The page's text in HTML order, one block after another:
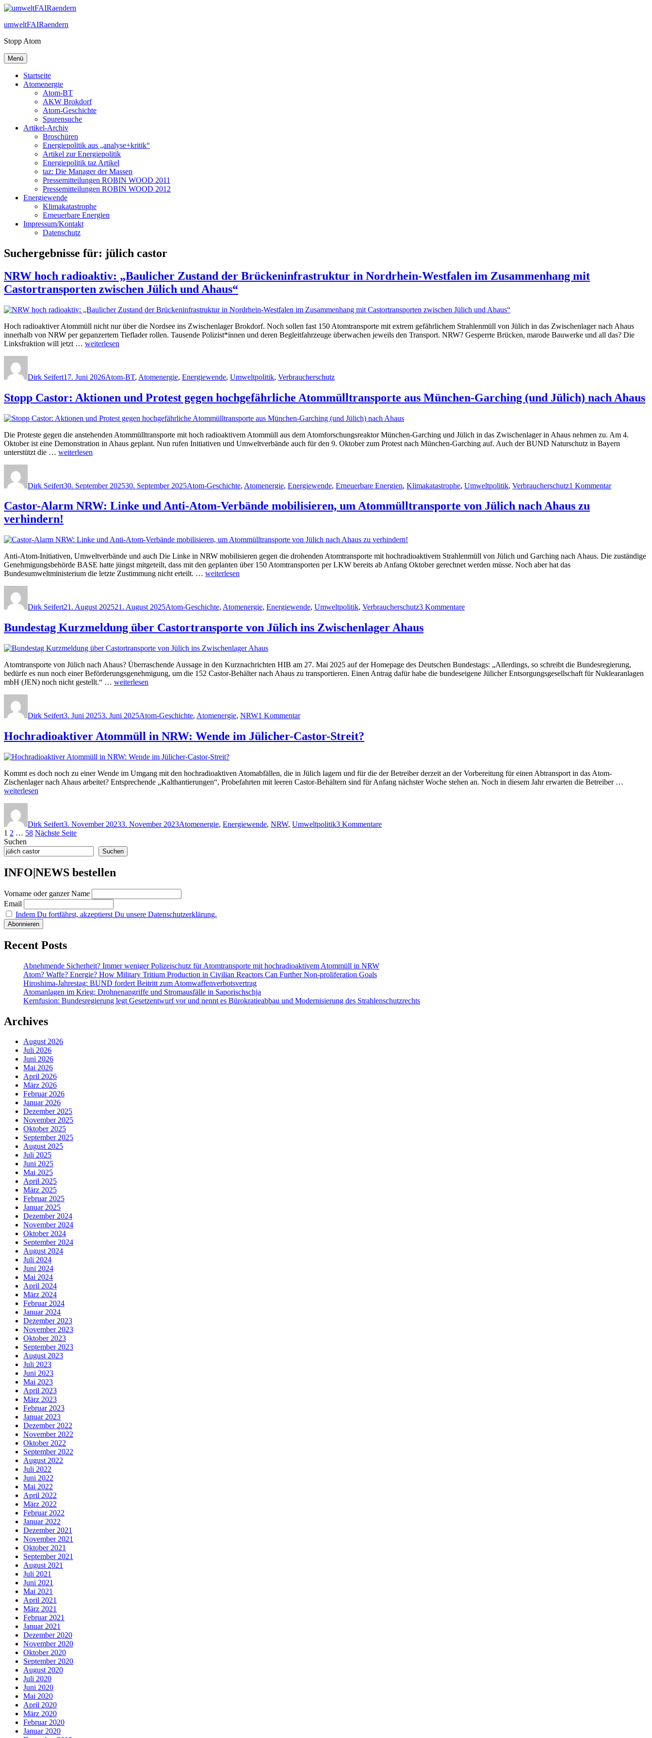
Zum
springen
umweltFAIRaendern
Stopp Atom
Menü
Startseite
Atomenergie
Atom-BT
AKW Brokdorf
Atom-Geschichte
Spurensuche
Artikel-Archiv
Broschüren
Energiepolitik aus „analyse+kritik“
Artikel zur Energiepolitik
Energiepolitik taz Artikel
taz: Die Manager der Massen
Pressemitteilungen ROBIN WOOD 2011
Pressemitteilungen ROBIN WOOD 2012
Energiewende
Klimakatastrophe
Erneuerbare Energien
Impressum/Kontakt
Datenschutz
Suchergebnisse für: jülich castor
NRW hoch radioaktiv: „Baulicher Zustand der Brückeninfrastruktur in Nordrhein-Westfalen im Zusammenhang mit
Castortransporten zwischen Jülich und Ahaus“
Hoch radioaktiver Atommüll nicht nur über die Nordsee ins Zwischenlager Brokdorf. Noch sollen fast 150 Atomtransporte mit extrem gefährlichem Strahlenmüll von Jülich in das Zwischenlager nach Ahaus
innerhalb von NRW per gepanzertem Tieflader rollen. Tausende Polizist*innen und deren Begleitfahrzeuge überwachen jeweils den Transport. NRW? Gesperrte Brücken, marode Bauwerke und all das? Die
Linksfraktion will jetzt … „NRW
Zustand
Brückeninfrastruktur
in
Westfalen
im
Zusammenhang
mit
Castortransporten
und
Ahaus““
weiterlesen
Dirk Seifert17. Juni 2026Atom-BT, Atomenergie, Energiewende, Umweltpolitik, Verbraucherschutz
Stopp Castor: Aktionen und Protest gegen hochgefährliche Atommülltransporte aus München-Garching (und Jülich) nach Ahaus
Die Proteste gegen die anstehenden Atommülltransporte mit hoch radioaktivem Atommüll aus dem Atomforschungsreaktor München-Garching und Jülich in das Zwischenlager in Ahaus nehmen zu. Am 4.
Oktober ist eine Demonstration in Ahaus geplant. Nun rufen Initiativen und Umweltverbände auch für den 9. Oktober zum Protest nach München-Garching auf. Auch der BUND Naturschutz in Bayern
unterstützt die … „Stopp
Protest
hochgefährliche
Atommülltransporte
aus
Garching
Jülich)
nach
Ahaus“
weiterlesen
Dirk Seifert30. September 202530. September 2025Atom-Geschichte, Atomenergie, Energiewende, Erneuerbare Energien, Klimakatastrophe, Umweltpolitik, Verbraucherschutz1 KommentarCastor:
München-
Castor-Alarm NRW: Linke und Anti-Atom-Verbände mobilisieren, um Atommülltransporte von Jülich nach Ahaus zu
verhindern!
Anti-Atom-Initiativen, Umweltverbände und auch Die Linke in NRW mobilisieren gegen die drohenden Atomtransporte mit hochradioaktivem Strahlenmüll von Jülich und Garching nach Ahaus. Die zuständige
Genehmigungsbehörde BASE hatte jüngst mitgeteilt, dass mit den geplanten über 150 Atomtransporten per LKW bereits ab Anfang Oktober gerechnet werden müsse. Noch aber hat das
Bundesumweltministerium die letzte Zustimmung nicht erteilt. … „Castor-
und
Atom-
Verbände
um
Atommülltransporte
von
Jülich
verhindern!“
weiterlesen
Dirk Seifert21. August 202521. August 2025Atom-Geschichte, Atomenergie, Energiewende, Umweltpolitik, Verbraucherschutz3 KommentareAlarm
mobilisieren,
um
Bundestag Kurzmeldung über Castortransporte von Jülich ins Zwischenlager Ahaus
Atomtransporte von Jülich nach Ahaus? Überraschende Aussage in den Kurznachrichten HIB am 27. Mai 2025 auf der Homepage des Deutschen Bundestags: „Allerdings, so schreibt die Bundesregierung,
bedürfe es nun noch einer Beförderungsgenehmigung, um die 152 Castor-Behälter nach Ahaus zu transportieren. Einen Antrag dafür habe die bundeseigene Jülicher Entsorgungsgesellschaft für Nuklearanlagen
mbH (JEN) noch nicht gestellt.“ … „Bundestag
von
ins
Zwischenlager
weiterlesen
Dirk Seifert3. Juni 20253. Juni 2025Atom-Geschichte, Atomenergie, NRW1 KommentarKurzmeldung
Castortransporte
von
Ahaus
Hochradioaktiver Atommüll in NRW: Wende im Jülicher-Castor-Streit?
Kommt es doch noch zu einer Wende im Umgang mit den hochradioaktiven Atomabfällen, die in Jülich lagern und für die der Betreiber derzeit an der Vorbereitung für einen Abtransport in das Atom-
Zischenlager nach Ahaus arbeitet? Entsprechende „Kalthantierungen“, Probefahrten mit leeren Castor-Behältern sind für Anfang nächster Woche stehen an. Noch in diesem Jahr erwarten die Betreiber …
weiterlesen
Dirk Seifert3. November 20233. November 2023Atomenergie, Energiewende, NRW, Umweltpolitik3 KommentareAtommüll
Seitennummerierung
der
Beiträge
Seite
1 Seite
2 … Seite
58 Nächste Seite
Suchen
Suchen
INFO|NEWS bestellen
Vorname oder ganzer Name
Email
Indem Du fortfährst, akzeptierst Du unsere Datenschutzerklärung.
Recent Posts
Abnehmende Sicherheit? Immer weniger Polizeischutz für Atomtransporte mit hochradioaktivem Atommüll in NRW
Atom? Waffe? Energie? How Military Tritium Production in Civilian Reactors Can Further Non-proliferation Goals
Hiroshima-Jahrestag: BUND fordert Beitritt zum Atomwaffenverbotsvertrag
Atomanlagen im Krieg: Drohnenangriffe und Stromausfälle in Saporischschja
Kernfusion: Bundesregierung legt Gesetzentwurf vor und nennt es Bürokratieabbau und Modernisierung des Strahlenschutzrechts
Archives
August 2026
Juli 2026
Juni 2026
Mai 2026
April 2026
März 2026
Februar 2026
Januar 2026
Dezember 2025
November 2025
Oktober 2025
September 2025
August 2025
Juli 2025
Juni 2025
Mai 2025
April 2025
März 2025
Februar 2025
Januar 2025
Dezember 2024
November 2024
Oktober 2024
September 2024
August 2024
Juli 2024
Juni 2024
Mai 2024
April 2024
März 2024
Februar 2024
Januar 2024
Dezember 2023
November 2023
Oktober 2023
September 2023
August 2023
Juli 2023
Juni 2023
Mai 2023
April 2023
März 2023
Februar 2023
Januar 2023
Dezember 2022
November 2022
Oktober 2022
September 2022
August 2022
Juli 2022
Juni 2022
Mai 2022
April 2022
März 2022
Februar 2022
Januar 2022
Dezember 2021
November 2021
Oktober 2021
September 2021
August 2021
Juli 2021
Juni 2021
Mai 2021
April 2021
März 2021
Februar 2021
Januar 2021
Dezember 2020
November 2020
Oktober 2020
September 2020
August 2020
Juli 2020
Juni 2020
Mai 2020
April 2020
März 2020
Februar 2020
Januar 2020